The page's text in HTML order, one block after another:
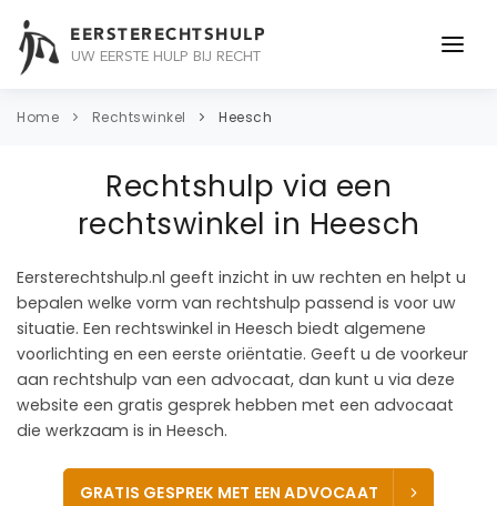
EERSTERECHTSHULP
UW EERSTE HULP BIJ RECHT
ONDERWERPEN
ADVOCAAT
CONTACT
Home Rechtswinkel Heesch
Rechtshulp via een
rechtswinkel in Heesch
Eersterechtshulp.nl geeft inzicht in uw rechten en helpt u
bepalen welke vorm van rechtshulp passend is voor uw
situatie. Een rechtswinkel in Heesch biedt algemene
voorlichting en een eerste oriëntatie. Geeft u de voorkeur
aan rechtshulp van een advocaat, dan kunt u via deze
website een gratis gesprek hebben met een advocaat
die werkzaam is in Heesch.
GRATIS GESPREK MET EEN ADVOCAAT